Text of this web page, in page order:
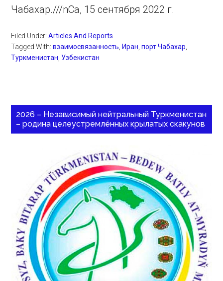
Чабахар.///nCa, 15 сентября 2022 г.
Filed Under:Articles And Reports
Tagged With:взаимосвязанность Иран ,порт Чабахар
Туркменистан Узбекистан
2026 – Независимый нейтральный Туркменистан
– родина целеустремлённых крылатых скакунов